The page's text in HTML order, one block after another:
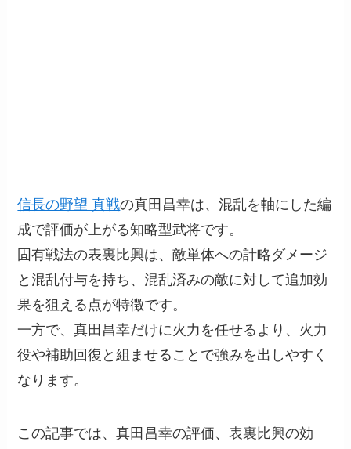
信長の野望 真戦の真田昌幸は、混乱を軸にした編
成で評価が上がる知略型武将です。
固有戦法の表裏比興は、敵単体への計略ダメージ
と混乱付与を持ち、混乱済みの敵に対して追加効
果を狙える点が特徴です。
一方で、真田昌幸だけに火力を任せるより、火力
役や補助回復と組ませることで強みを出しやすく
なります。
この記事では、真田昌幸の評価、表裏比興の効